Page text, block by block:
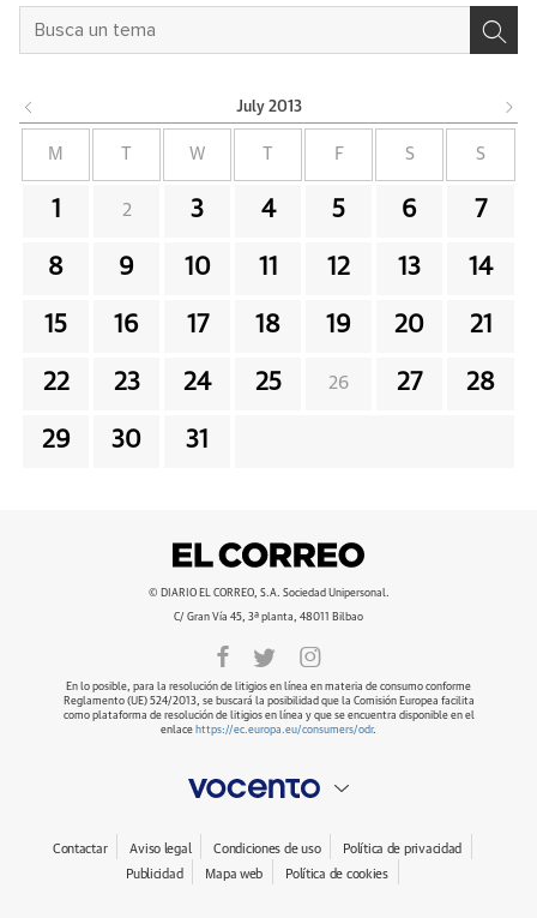
July 2013
M W F S S
1 2 3 4 5 6 7
8 9 10 11 12 13 14
15 16 17 18 19 20 21
22 23 24 25 26 27 28
29 30 31
© DIARIO EL CORREO, S.A. Sociedad Unipersonal.
C/ Gran Vía 45, 3ª planta, 48011 Bilbao
En lo posible, para la resolución de litigios en línea en materia de consumo conforme
Reglamento (UE) 524/2013, se buscará la posibilidad que la Comisión Europea facilita
como plataforma de resolución de litigios en línea y que se encuentra disponible en el
enlace https://ec.europa.eu/consumers/odr.
Contactar Aviso legal Condiciones de uso
Política de privacidad
Publicidad
Mapa web Política de cookies